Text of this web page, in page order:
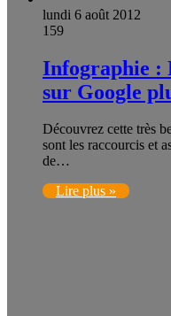
lundi 6 août 2012
159
Infographie :
sur Google
Découvrez cette très
sont les raccourcis et
de…
Lire plus »